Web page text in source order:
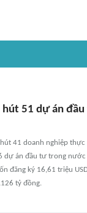
51 dự án
41 doanh nghiệp
dự án đầu tư trong
đăng ký 16,61 triệu
tỷ đồng.